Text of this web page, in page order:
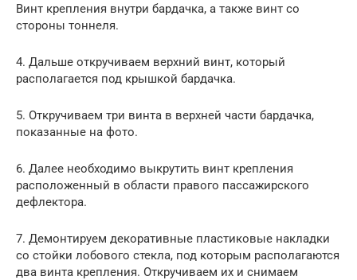
Винт крепления внутри бардачка, а также винт со
стороны тоннеля.
4. Дальше откручиваем верхний винт, который
располагается под крышкой бардачка.
5. Откручиваем три винта в верхней части бардачка,
показанные на фото.
6. Далее необходимо выкрутить винт крепления
расположенный в области правого пассажирского
дефлектора.
7. Демонтируем декоративные пластиковые накладки
со стойки лобового стекла, под которым располагаются
два винта крепления. Откручиваем их и снимаем